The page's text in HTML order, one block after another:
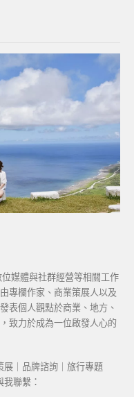
媒體與社群經營等相關工作
專欄作家、商業策展人以及
表個人觀點於商業、地方、
致力於成為一位啟發人心的
｜品牌諮詢｜旅行專題
聯繫：